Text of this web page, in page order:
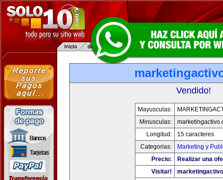
Vendido!
Mayusculas:
Minusculas:
Longitud:
15 caracteres
Categorias:
Marketing y
Precio:
Realizar una
Visitar!